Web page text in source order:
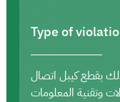
Type of
بقطع كيبل اتصال
وتقنية المعلومات